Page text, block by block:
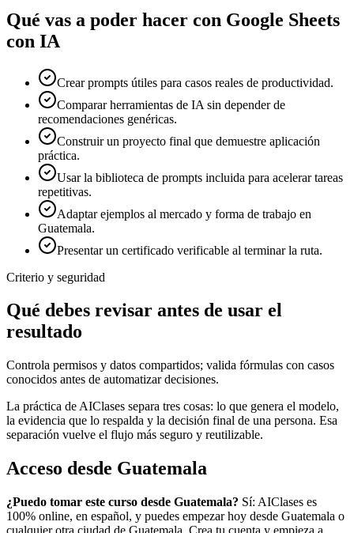
Qué vas a poder hacer con Google Sheets
con IA
Crear prompts útiles para casos reales de productividad.
Comparar herramientas de IA sin depender de
recomendaciones genéricas.
Construir un proyecto final que demuestre aplicación
práctica.
Usar la biblioteca de prompts incluida para acelerar tareas
repetitivas.
Adaptar ejemplos al mercado y forma de trabajo en
Guatemala.
Presentar un certificado verificable al terminar la ruta.
Criterio y seguridad
Qué debes revisar antes de usar el
resultado
Controla permisos y datos compartidos; valida fórmulas con casos
conocidos antes de automatizar decisiones.
La práctica de AIClases separa tres cosas: lo que genera el modelo,
la evidencia que lo respalda y la decisión final de una persona. Esa
separación vuelve el flujo más seguro y reutilizable.
Acceso desde Guatemala
¿Puedo tomar este curso desde Guatemala? Sí: AIClases es
100% online, en español, y puedes empezar hoy desde Guatemala o